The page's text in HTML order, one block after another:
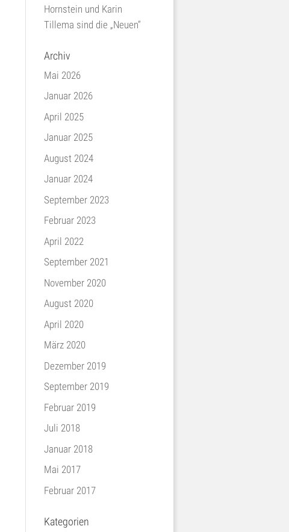
Hornstein und Karin
Tillema sind die „Neuen“
Archiv
Mai 2026
Januar 2026
April 2025
Januar 2025
August 2024
Januar 2024
September 2023
Februar 2023
April 2022
September 2021
November 2020
August 2020
April 2020
März 2020
Dezember 2019
September 2019
Februar 2019
Juli 2018
Januar 2018
Mai 2017
Februar 2017
Kategorien